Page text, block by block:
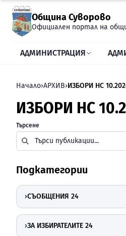
Прескочи към съдържанието
Община Суворово
Официален портал на
АДМИНИСТРАЦИЯ
Начало›АРХИВ›ИЗБОРИ НС
ИЗБОРИ НС
Търсене
Подкатегории
›СЪОБЩЕНИЯ 24
›ЗА ИЗБИРАТЕЛИТЕ 24